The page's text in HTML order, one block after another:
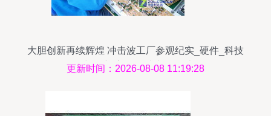
大胆创新再续辉煌 冲击波工厂参观纪实_硬件_科技
时代_新浪网 集成电路设计
更新时间：2026-08-08 11:19:28